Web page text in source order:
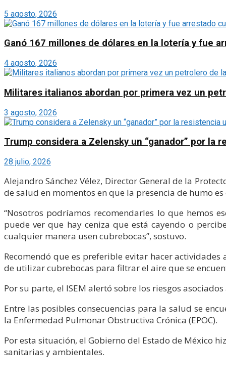
5 agosto, 2026
Ganó 167 millones de dólares en la lotería y fue
4 agosto, 2026
Militares italianos abordan por primera vez un
3 agosto, 2026
Trump considera a Zelensky un “ganador” por la
28 julio, 2026
Alejandro Sánchez Vélez, Director General de la
de salud en momentos en que la presencia de humo es
“Nosotros podríamos recomendarles lo que hemos
puede ver que hay ceniza que está cayendo o
cualquier manera usen cubrebocas”, sostuvo.
Recomendó que es preferible evitar hacer
de utilizar cubrebocas para filtrar el aire que se
Por su parte, el ISEM alertó sobre los riesgos
Entre las posibles consecuencias para la salud se
la Enfermedad Pulmonar Obstructiva Crónica (EPOC).
Por esta situación, el Gobierno del Estado de México
sanitarias y ambientales.